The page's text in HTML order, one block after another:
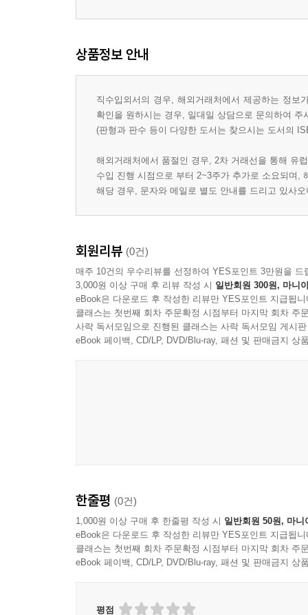
상품정보 안내
직수입외서의 경우, 해외거래처에서 제공하는 정
확인을 원하시는 경우, 일대일 상담으로 문의하여 주
(판형과 판수 등이 다양한 도서는 찾으시는 도서의
해외거래처에서 품절인 경우, 2차 거래선을 통해 유
수입 진행 시점으로 부터 2~3주가 추가로 소요되며,
해당 경우, 문자와 메일로 별도 안내를 드리고 있사
회원리뷰 (0건)
매주 10건의 우수리뷰를 선정하여 YES포인트 3만원을 드
3,000원 이상 구매 후 리뷰 작성 시 일반회원 300원, 마니
eBook은 다운로드 후 작성한 리뷰만 YES포인트 지급됩니
클래스는 첫번째 회차 주문확정 시점부터 마지막 회차 주
사락 독서모임으로 진행된 클래스는 사락 독서모임 게시
eBook 페이백, CD/LP, DVD/Blu-ray, 패션 및 판매금지 상
한줄평 (0건)
1,000원 이상 구매 후 한줄평 작성 시 일반회원 50원, 마니
eBook은 다운로드 후 작성한 리뷰만 YES포인트 지급됩니
클래스는 첫번째 회차 주문확정 시점부터 마지막 회차 주
eBook 페이백, CD/LP, DVD/Blu-ray, 패션 및 판매금지 상
평점